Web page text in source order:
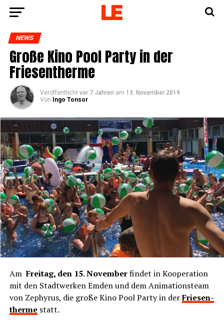
NEWS
Gro­ße Kino Pool Par­ty in der
Friesentherme
Veröffentlicht vor 7 Jahren am 13. November 2019
Von
Ingo Tonsor
AmFrei­tag, den 15. Novem­berfin­det in Koope­ra­ti­on
mit den Stadt­wer­ken Emden und dem Ani­ma­ti­ons­team
von Zephy­rus, die gro­ße Kino Pool Par­ty in derFrie­sen­
ther­mestatt.